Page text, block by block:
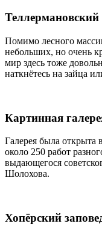
Теллермановский
Помимо лесного
небольших, но очень
мир здесь тоже
наткнётесь на зайца
Картинная
Галерея была открыта
около 250 работ
выдающегося
Шолохова.
Хопёрский